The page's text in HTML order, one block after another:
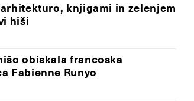
knjigami in zelenjem
hiši
obiskala francoska
Fabienne Runyo